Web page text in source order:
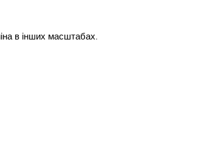
в інших масштабах.